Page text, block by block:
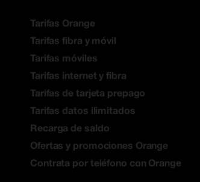
Tarifas Orange
Tarifas fibra y móvil
Tarifas móviles
Tarifas internet y fibra
Tarifas de tarjeta prepago
Tarifas datos ilimitados
Recarga de saldo
Ofertas y promociones Orange
Contrata por teléfono con Orange